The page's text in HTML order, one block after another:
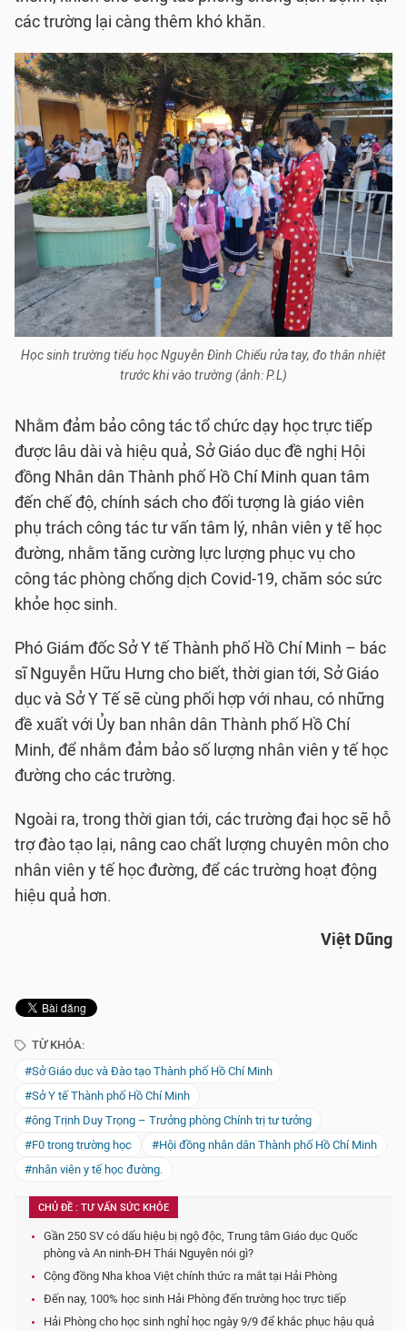
các trường lại càng thêm khó khăn.
Học sinh trường tiểu học Nguyễn Đình Chiểu rửa tay, đo thân nhiệt
trước khi vào trường (ảnh: P.L)
Nhằm đảm bảo công tác tổ chức dạy học trực tiếp
được lâu dài và hiệu quả, Sở Giáo dục đề nghị Hội
đồng Nhân dân Thành phố Hồ Chí Minh quan tâm
đến chế độ, chính sách cho đối tượng là giáo viên
phụ trách công tác tư vấn tâm lý, nhân viên y tế học
đường, nhằm tăng cường lực lượng phục vụ cho
công tác phòng chống dịch Covid-19, chăm sóc sức
khỏe học sinh.
Phó Giám đốc Sở Y tế Thành phố Hồ Chí Minh – bác
sĩ Nguyễn Hữu Hưng cho biết, thời gian tới, Sở Giáo
dục và Sở Y Tế sẽ cùng phối hợp với nhau, có những
đề xuất với Ủy ban nhân dân Thành phố Hồ Chí
Minh, để nhằm đảm bảo số lượng nhân viên y tế học
đường cho các trường.
Ngoài ra, trong thời gian tới, các trường đại học sẽ hỗ
trợ đào tạo lại, nâng cao chất lượng chuyên môn cho
nhân viên y tế học đường, để các trường hoạt động
hiệu quả hơn.
Việt Dũng
TỪ KHÓA:
#Sở Giáo dục và Đào tạo Thành phố Hồ Chí Minh
#Sở Y tế Thành phố Hồ Chí Minh
#ông Trịnh Duy Trọng – Trưởng phòng Chính trị tư tưởng
#F0 trong trường học
#Hội đồng nhân dân Thành phố Hồ Chí Minh
#nhân viên y tế học đường.
CHỦ ĐỀ : TƯ VẤN SỨC KHỎE
Gần 250 SV có dấu hiệu bị ngộ độc, Trung tâm Giáo dục Quốc
phòng và An ninh-ĐH Thái Nguyên nói gì?
Cộng đồng Nha khoa Việt chính thức ra mắt tại Hải Phòng
Đến nay, 100% học sinh Hải Phòng đến trường học trực tiếp
Hải Phòng cho học sinh nghỉ học ngày 9/9 để khắc phục hậu quả